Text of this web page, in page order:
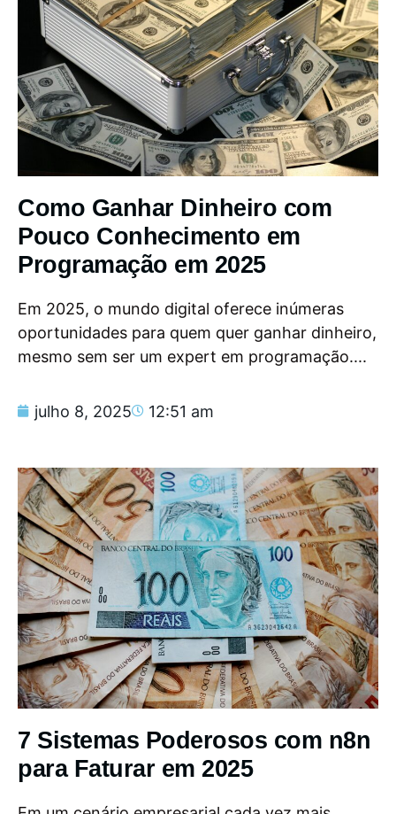
Como Ganhar Dinheiro com
Pouco Conhecimento em
Programação em 2025
Em 2025, o mundo digital oferece inúmeras
oportunidades para quem quer ganhar dinheiro,
mesmo sem ser um expert em programação....
julho 8, 2025 12:51 am
7 Sistemas Poderosos com n8n
para Faturar em 2025